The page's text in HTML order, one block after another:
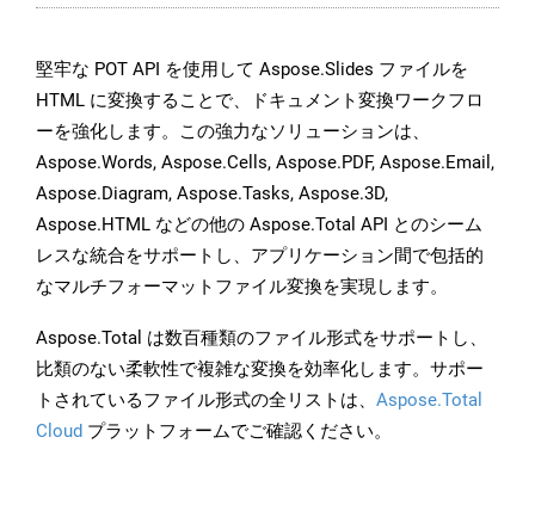
堅牢な POT API を使用して Aspose.Slides ファイルを
HTML に変換することで、ドキュメント変換ワークフロ
ーを強化します。この強力なソリューションは、
Aspose.Words, Aspose.Cells, Aspose.PDF, Aspose.Email,
Aspose.Diagram, Aspose.Tasks, Aspose.3D,
Aspose.HTML などの他の Aspose.Total API とのシーム
レスな統合をサポートし、アプリケーション間で包括的
なマルチフォーマットファイル変換を実現します。
Aspose.Total は数百種類のファイル形式をサポートし、
比類のない柔軟性で複雑な変換を効率化します。サポー
トされているファイル形式の全リストは、 Aspose.Total
Cloud プラットフォームでご確認ください。